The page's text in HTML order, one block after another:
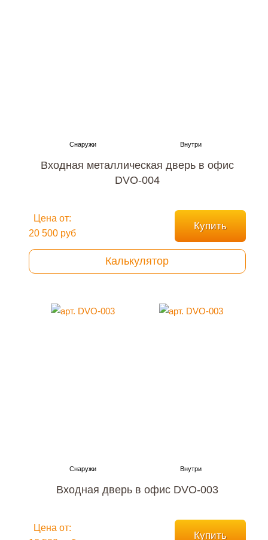
Входная металлическая дверь в офис
DVO-004
Цена от:
20 500 руб
Купить
Калькулятор
Входная дверь в офис DVO-003
Цена от:
Купить